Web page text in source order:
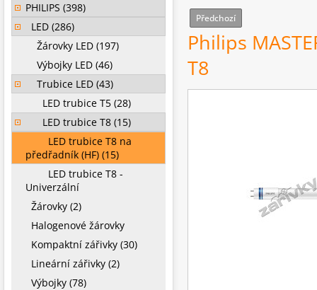
Předchozí
Philips
T8
PHILIPS (398)
LED (286)
Žárovky LED (197)
Výbojky LED (46)
Trubice LED (43)
LED trubice T5 (28)
LED trubice T8 (15)
LED trubice T8 na
předřadník (HF) (15)
LED trubice T8 -
Univerzální
Žárovky (2)
Halogenové žárovky
Kompaktní zářivky (30)
Lineární zářivky (2)
Výbojky (78)